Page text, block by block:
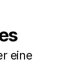
eine